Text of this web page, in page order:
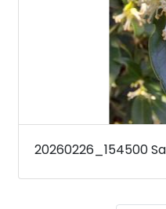
20260226_154500